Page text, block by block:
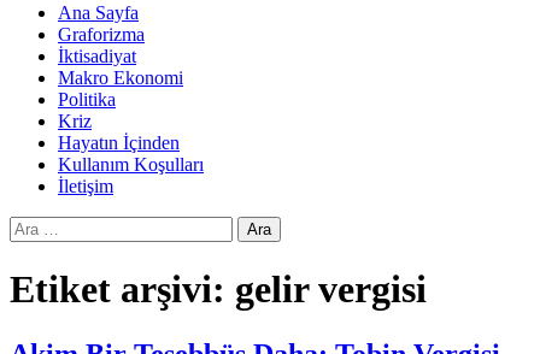
Ana Sayfa
Graforizma
İktisadiyat
Makro Ekonomi
Politika
Kriz
Hayatın İçinden
Kullanım Koşulları
İletişim
Arama:
Etiket arşivi: gelir vergisi